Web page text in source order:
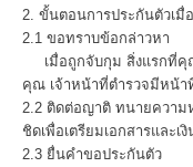
2. ขั้นตอนการประกันตัวเมื่
2.1 ขอทราบข้อกล่าวหา
เมื่อถูกจับกุม สิ่งแรกที่คุ
คุณ เจ้าหน้าที่ตำรวจมีหน้า
2.2 ติดต่อญาติ ทนายความ
ชิดเพื่อเตรียมเอกสารและเ
2.3 ยื่นคำขอประกันตัว